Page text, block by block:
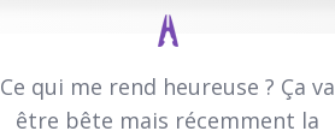
Ce qui me rend heureuse ? Ça va
être bête mais récemment la